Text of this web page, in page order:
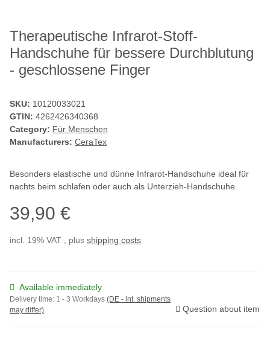
Therapeutische Infrarot-Stoff-
Handschuhe für bessere Durchblutung
- geschlossene Finger
SKU: 10120033021
GTIN: 4262426340368
Category: Für Menschen
Manufacturers: CeraTex
Besonders elastische und dünne Infrarot-Handschuhe ideal für
nachts beim schlafen oder auch als Unterzieh-Handschuhe.
39,90 €
incl. 19% VAT , plus shipping costs
Available immediately
Delivery time: 1 - 3 Workdays (DE - int. shipments
may differ)
Question about item